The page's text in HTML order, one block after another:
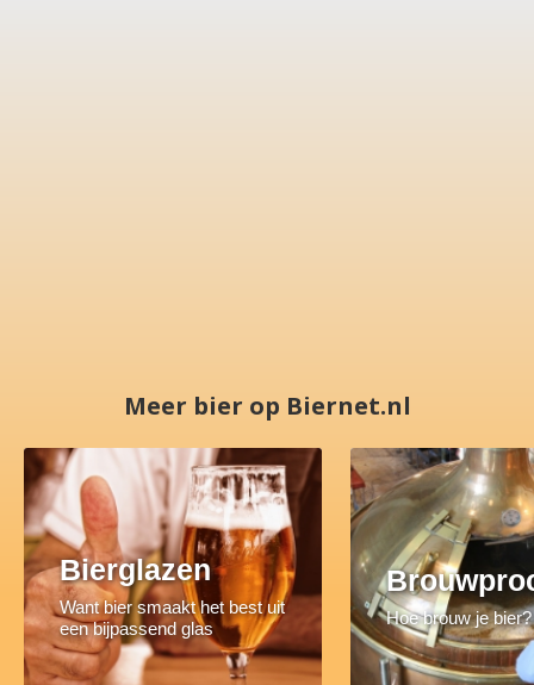
Meer bier op Biernet.nl
Bierglazen
Want bier smaakt het best uit
een bijpassend glas
Hoe brouw je bier?